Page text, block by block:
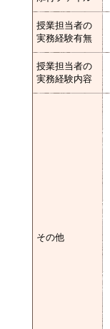
授業担当者の
実務経験有無
授業担当者の
実務経験内容
その他